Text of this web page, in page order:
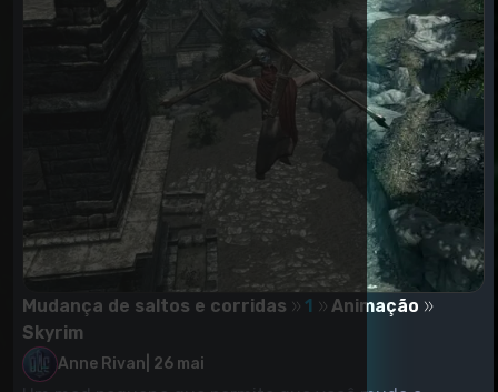
Mudança de saltos e corridas 1
Animação
Skyrim
Anne Rivan 26 mai